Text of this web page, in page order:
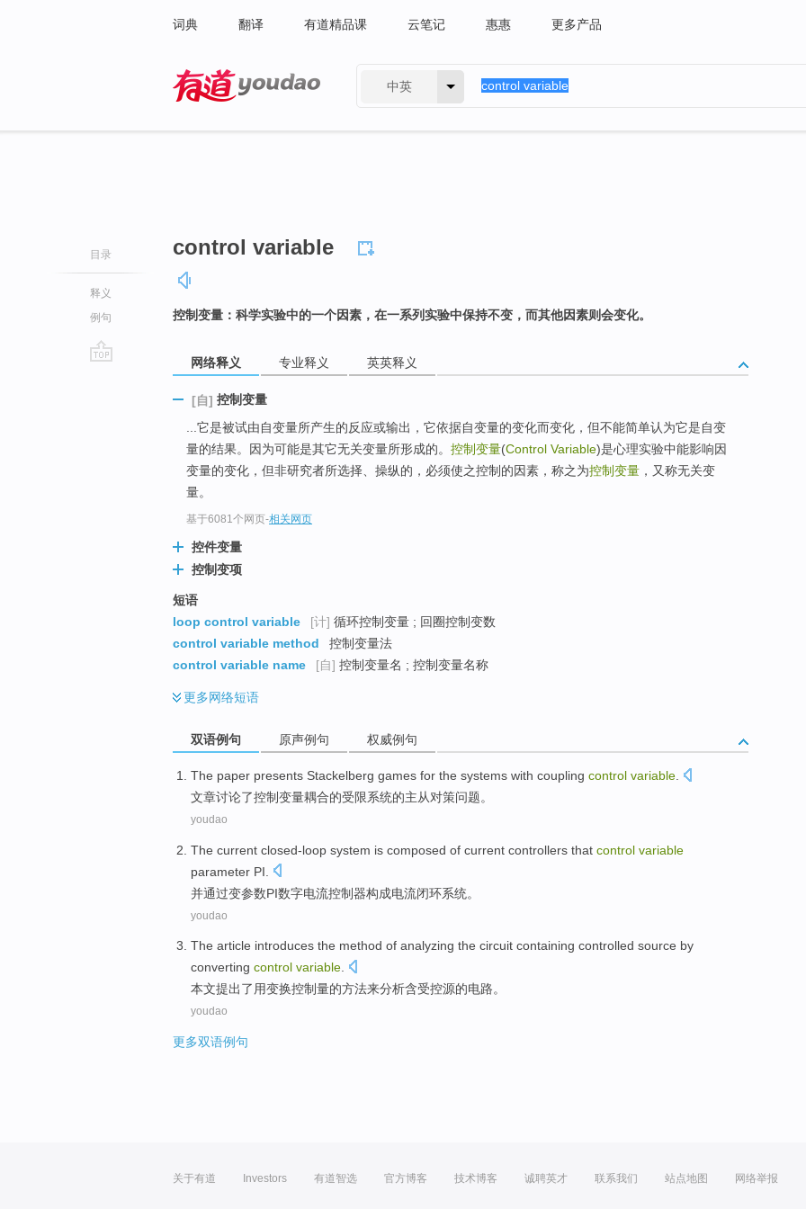
词典 翻译 有道精品课 云笔记 惠惠 更多产品
中英
目录
释义
例句
control variable
控制变量：科学实验中的一个因素，在一系列实验中保持不变，而其他因素则会变化。
网络释义 专业释义 英英释义
[自] 控制变量
...它是被试由自变量所产生的反应或输出，它依据自变量的变化而变化，但不能简单认为它是自变
量的结果。因为可能是其它无关变量所形成的。 控制变量(Control Variable)是心理实验中能影响因
变量的变化，但非研究者所选择、操纵的，必须使之控制的因素，称之为控制变量 ，又称无关变
量。
基于6081个网页-相关网页
控件变量
控制变项
短语
loop control variable
[计] 循环控制变量 ; 回圈控制变数
control variable method
控制变量法
control variable name
[自] 控制变量名 ; 控制变量名称
更多网络短语
双语例句 原声例句 权威例句
The paper presents Stackelberg games for the systems with coupling control variable
文章讨论了控制变量耦合的受限系统的主从对策问题。
youdao
The current closed-loop system is composed of current controllers that control variable
parameter PI
并通过变参数PI数字电流控制器构成电流闭环系统。
youdao
The article introduces the method of analyzing the circuit containing controlled source by
converting control variable.
本文提出了用变换控制量的方法来分析含受控源的电路。
youdao
更多双语例句
关于有道 Investors 有道智选 官方博客 技术博客 诚聘英才 联系我们 站点地图 网络举报